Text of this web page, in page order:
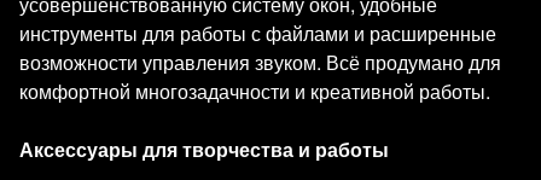
инструменты для работы с файлами и расширенные
возможности управления звуком. Всё продумано для
комфортной многозадачности и креативной работы.
Аксессуары для творчества и работы